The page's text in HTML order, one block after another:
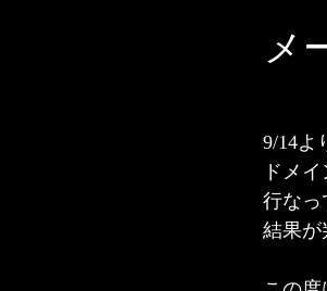
メ
9/14よ
ドメ
行なっ
結果が